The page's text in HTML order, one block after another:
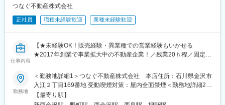
対して、査定・販売戦略提案を行ない、価格を決定。営業・広告
活動を行ない、買い手を見つけます。
◆営業戦略・育成・マネジメント等：まずは、これまでの経験を
活かし、営業として活躍いただきます。その後、営業戦略の策定
やKPIマネジメント、メンバーの採用や育成に携わっていただきま
す。
・物件情報サイトやチラシ等からお問い合わせいただいたお客様
への反響営業メイン！
・お客様の理想のライフスタイルを深くヒアリングし、課題解決
つなぐ不動産株式会社
正社員 職種未経験歓迎 業種未経験歓迎
仕事内容
【★未経験OK！販売経験・異業種での営業経験もいかせる
★2017年創業で事業拡大中の不動産企業！／残業20ｈ程／固定給
金沢市を中心に不動産売買・買取再販・リフォームなど住まいに
関わる幅広いサービスを提供する当社にて、売買仲介営業をお任
せします！
勤務地
＜勤務地詳細1＞つなぐ不動産株式会社 本店住所：石川県金沢市
入江２丁目169番地 受動喫煙対策：屋内全面禁煙＜勤務地詳細2＞
つなぐ不動産株式会社 有松店住所：石川県金沢市有松3丁目3番
30号 受動喫煙対策：屋内全面禁煙
【最寄り駅】